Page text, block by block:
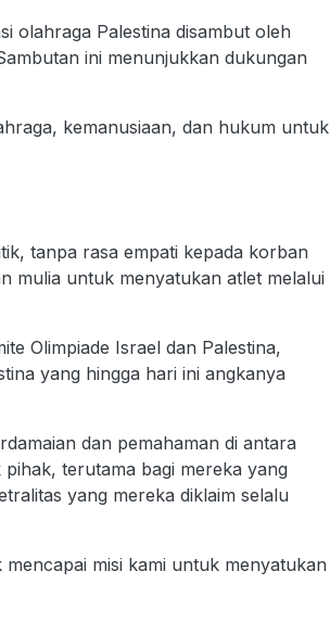
olahraga Palestina disambut oleh
ini menunjukkan dukungan
kemanusiaan, dan hukum untuk
tanpa rasa empati kepada korban
mulia untuk menyatukan atlet melalui
Olimpiade Israel dan Palestina,
yang hingga hari ini angkanya
dan pemahaman di antara
terutama bagi mereka yang
yang mereka diklaim selalu
misi kami untuk menyatukan